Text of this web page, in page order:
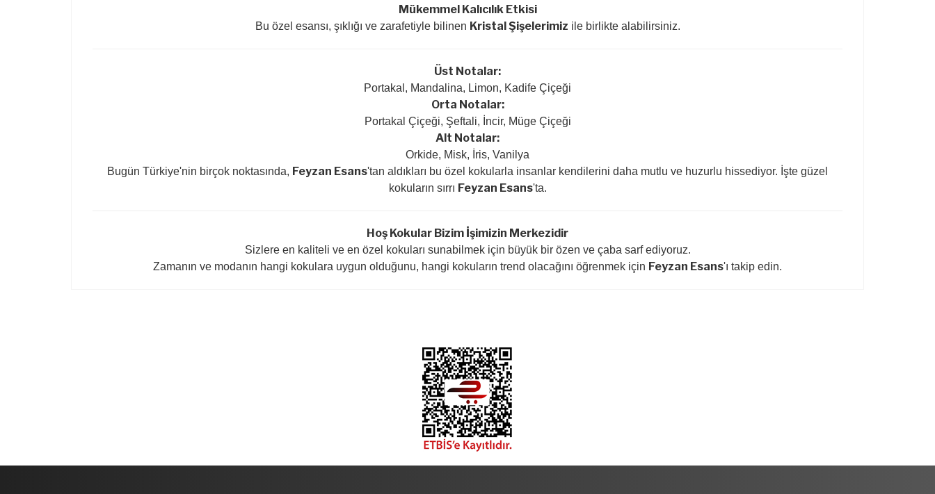
Mükemmel Kalıcılık Etkisi
Bu özel esansı, şıklığı ve zarafetiyle bilinen Kristal Şişelerimiz ile birlikte alabilirsiniz.
Üst Notalar:
Portakal, Mandalina, Limon, Kadife Çiçeği
Orta Notalar:
Portakal Çiçeği, Şeftali, İncir, Müge Çiçeği
Alt Notalar:
Orkide, Misk, İris, Vanilya
Bugün Türkiye'nin birçok noktasında, Feyzan Esans'tan aldıkları bu özel kokularla insanlar kendilerini daha mutlu ve huzurlu hissediyor. İşte güzel
kokuların sırrı Feyzan Esans'ta.
Hoş Kokular Bizim İşimizin Merkezidir
Sizlere en kaliteli ve en özel kokuları sunabilmek için büyük bir özen ve çaba sarf ediyoruz.
Zamanın ve modanın hangi kokulara uygun olduğunu, hangi kokuların trend olacağını öğrenmek için Feyzan Esans'ı takip edin.